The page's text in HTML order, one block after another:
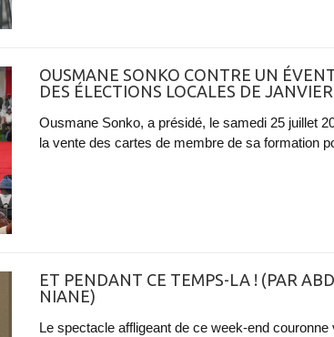
OUSMANE SONKO CONTRE UN
DES ÉLECTIONS LOCALES DE
Ousmane Sonko, a présidé, le samedi 25 juillet
la vente des cartes de membre de sa formation
ET PENDANT CE TEMPS-LA ! (PAR
NIANE)
Le spectacle affligeant de ce week-end